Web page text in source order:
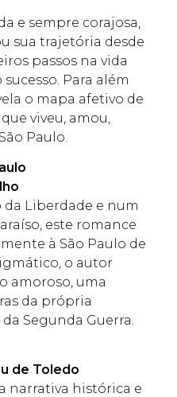
e sempre corajosa,
sua trajetória desde
passos na vida
Para além
o mapa afetivo de
viveu, amou,
Paulo.
Liberdade e num
este romance
à São Paulo de
o autor
amoroso, uma
da própria
Segunda Guerra.
de Toledo
narrativa histórica e